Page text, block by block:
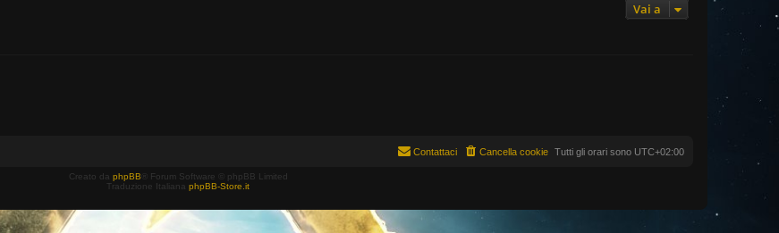
Vai a
Tutti gli orari sono UTC+02:00
Cancella cookie
Contattaci
Creato da phpBB ® Forum Software © phpBB Limited
Traduzione Italiana phpBB-Store.it